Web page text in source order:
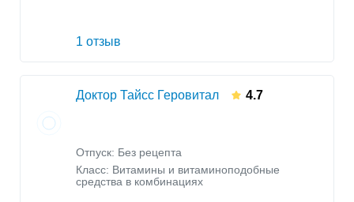
1 отзыв
Доктор Тайсс Геровитал 4.7
Отпуск: Без рецепта
Класс: Витамины и витаминоподобные
средства в комбинациях